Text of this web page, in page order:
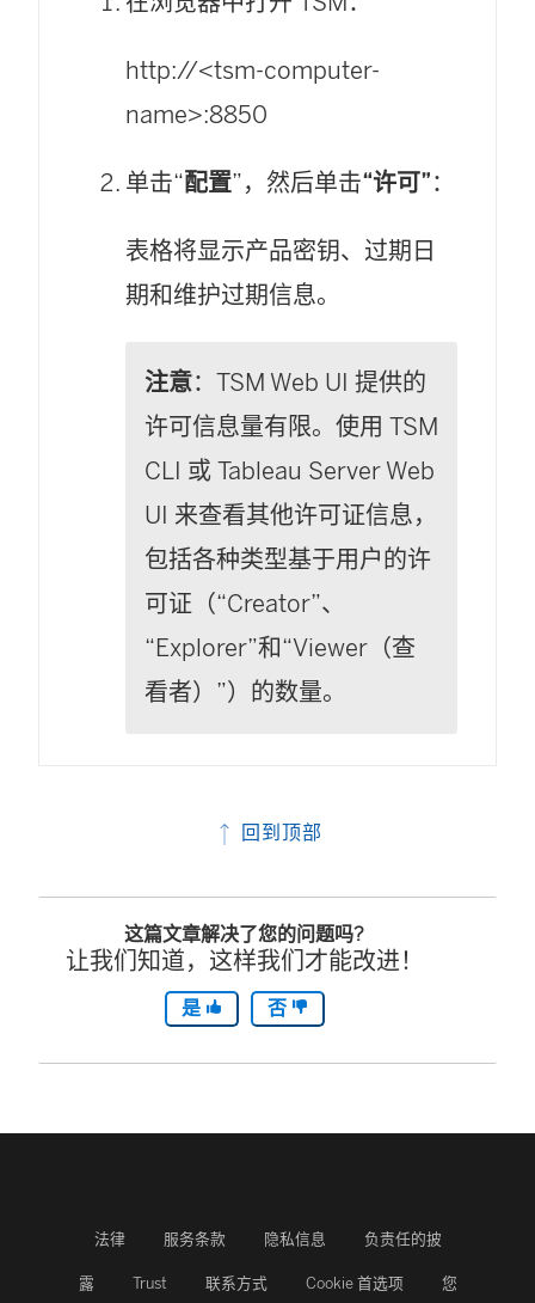
http://<tsm-computer-
name>:8850
单击“配置”，然后单击“许可”：
表格将显示产品密钥、过期日
期和维护过期信息。
注意：TSM Web UI 提供的
许可信息量有限。使用 TSM
CLI 或 Tableau Server Web
UI 来查看其他许可证信息，
包括各种类型基于用户的许
可证（“Creator”、
“Explorer”和“Viewer（查
看者）”）的数量。
回到顶部
这篇文章解决了您的问题吗?
让我们知道，这样我们才能改进！
是 否
法律 服务条款 隐私信息 负责任的披
露 Trust 联系方式 Cookie 首选项 您